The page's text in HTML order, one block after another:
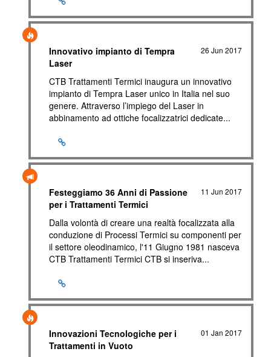
26 Jun 2017
Innovativo impianto di Tempra
Laser
CTB Trattamenti Termici inaugura un innovativo
impianto di Tempra Laser unico in Italia nel suo
genere. Attraverso l’impiego del Laser in
abbinamento ad ottiche focalizzatrici dedicate...
11 Jun 2017
Festeggiamo 36 Anni di Passione
per i Trattamenti Termici
Dalla volontà di creare una realtà focalizzata alla
conduzione di Processi Termici su componenti per
il settore oleodinamico, l'11 Giugno 1981 nasceva
CTB Trattamenti Termici CTB si inseriva...
01 Jan 2017
Innovazioni Tecnologiche per i
Trattamenti in Vuoto